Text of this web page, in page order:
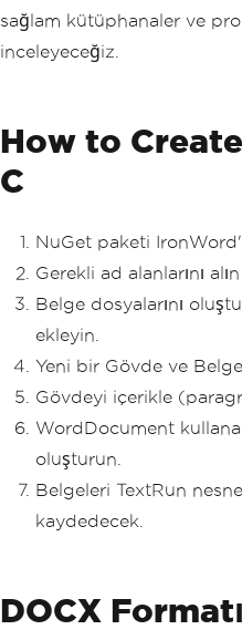
sağlam kütüphanaler ve
inceleyeceğiz.
How to
C
NuGet paketi
Gerekli ad alanlarını
Belge dosyalarını
ekleyin.
Yeni bir Gövde ve
Gövdeyi içerikle
WordDocument
oluşturun.
Belgeleri TextRun
kaydedecek.
DOCX